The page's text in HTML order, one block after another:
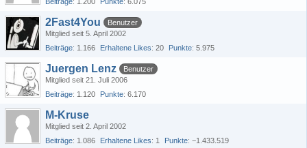
2Fast4You
Benutzer
Mitglied seit 5. April 2002
Beiträge 1.166 Erhaltene Likes 20 Punkte 5.975
Juergen Lenz
Benutzer
Mitglied seit 21. Juli 2006
Beiträge 1.120 Punkte 6.170
M-Kruse
Mitglied seit 2. April 2002
Beiträge 1.086 Erhaltene Likes 1 Punkte −1.433.519